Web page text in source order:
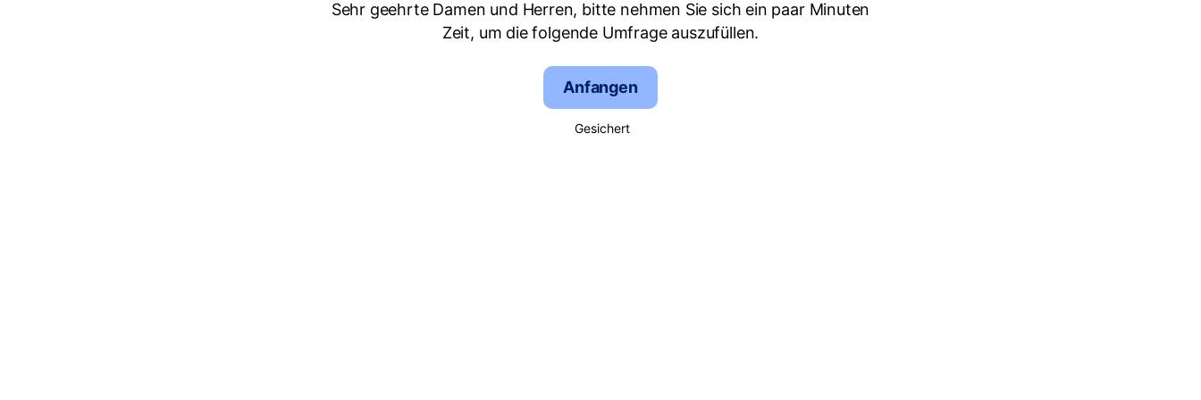
Sehr geehrte Damen und Herren, bitte nehmen Sie sich ein paar Minuten
Zeit, um die folgende Umfrage auszufüllen.
Anfangen
Gesichert